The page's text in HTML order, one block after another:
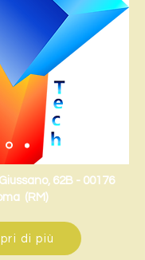
62B - 00176
(RM)
di più